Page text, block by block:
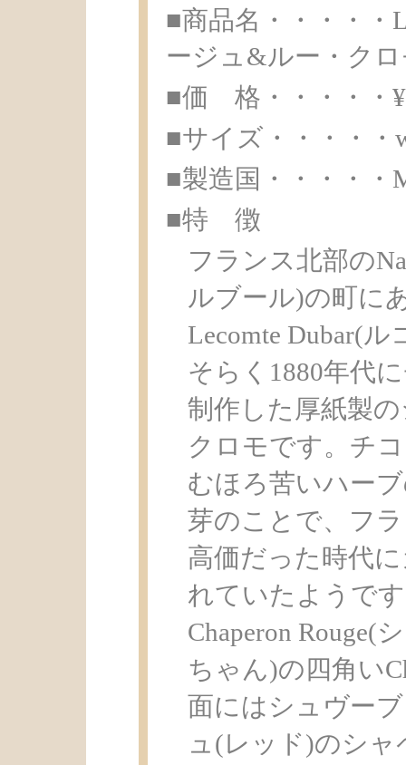
■商品名・・・・・
ージュ&ルー・ク
■価 格・・・・・¥
■サイズ・・・・・
■製造国・・・・・
■特 徴
フランス北部の
ルブール)の町に
Lecomte Dubar(
そらく1880年代
制作した厚紙製
クロモです。チ
むほろ苦いハー
芽のことで、フ
高価だった時代
れていたようで
Chaperon Rouge(
ちゃん)の四角い
面にはシュヴー
ュ(レッド)のシ